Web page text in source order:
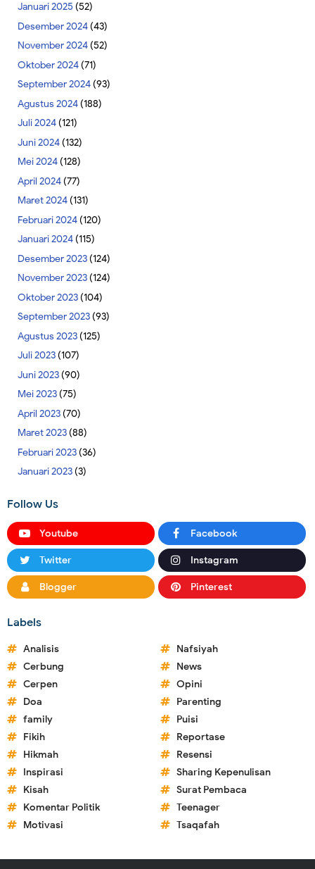
Januari 2025 (52)
Desember 2024(43)
November 2024(52)
Oktober 2024(71)
September 2024(93)
Agustus 2024(188)
Juli 2024(121)
Juni 2024(132)
Mei 2024(128)
April 2024(77)
Maret 2024(131)
Februari 2024(120)
Januari 2024(115)
Desember 2023(124)
November 2023(124)
Oktober 2023(104)
September 2023(93)
Agustus 2023(125)
Juli 2023(107)
Juni 2023(90)
Mei 2023(75)
April 2023(70)
Maret 2023(88)
Februari 2023(36)
Januari 2023(3)
Follow Us
Youtube Facebook
Twitter Instagram
Blogger Pinterest
Labels
Analisis
Cerbung
Cerpen
Doa
family
Fikih
Hikmah
Inspirasi
Kisah
Komentar Politik
Motivasi
Nafsiyah
News
Opini
Parenting
Puisi
Reportase
Resensi
Sharing Kepenulisan
Surat Pembaca
Teenager
Tsaqafah